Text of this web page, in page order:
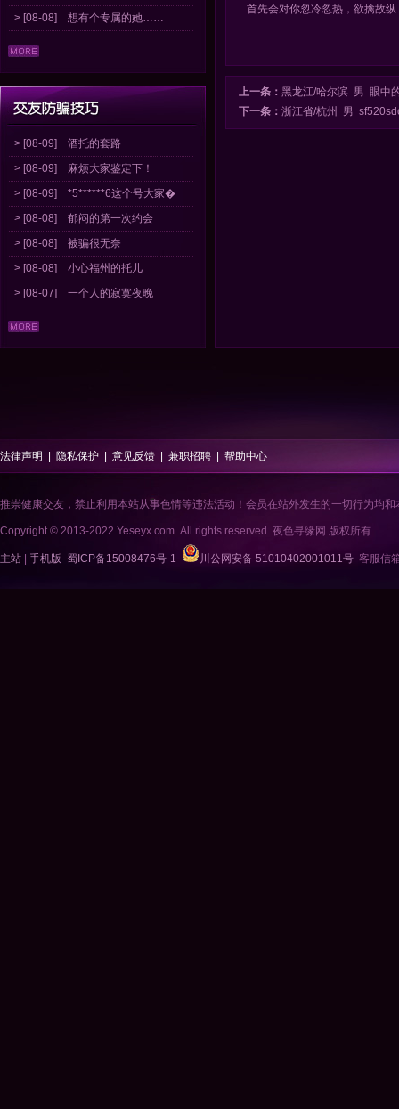
> [08-08] 想有个专属的她……
> [08-09] 酒托的套路
> [08-09] 麻烦大家鉴定下！
> [08-09] *5******6这个号大家�
> [08-08] 郁闷的第一次约会
> [08-08] 被骗很无奈
> [08-08] 小心福州的托儿
> [08-07] 一个人的寂寞夜晚
首先会对你忽冷忽热，欲擒故
上一条： 黑龙江/哈尔滨 男 眼中
下一条： 浙江省/杭州 男
法律声明 隐私保护 意见反馈 兼职招聘 帮助中心
推崇健康交友，禁止利用本站从事色情等违法活动！会员在站外发生的一切行为均
Copyright © 2013-2022 Yeseyx.com .All rights reserved. 夜色寻缘网 版权所有
主站 手机版 蜀ICP备15008476号-1 川公网安备 51010402001011号 客服信